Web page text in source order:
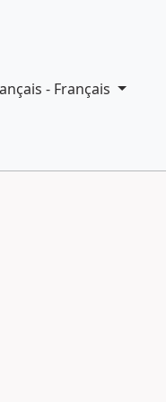
- Français